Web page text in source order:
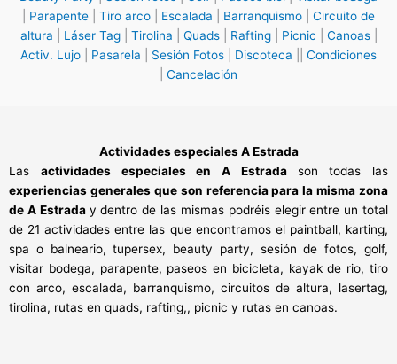
Parapente Tiro arco Escalada Barranquismo
Circuito de
altura
Láser Tag| Tirolina Quads| Rafting| Picnic Canoas|
Activ. Lujo
Pasarela Sesión Fotos Discoteca
Condiciones
Cancelación
Actividades especiales AEstrada
Las actividades especiales en A Estrada son todas las
experiencias generales que son referencia para la misma zona
de A Estrada y dentro de las mismas podréis elegir entre un total
de 21 actividades entre las que encontramos el paintball, karting,
spa o balneario, tupersex, beauty party, sesión de fotos, golf,
visitar bodega, parapente, paseos en bicicleta, kayak de rio, tiro
con arco, escalada, barranquismo, circuitos de altura, lasertag,
tirolina, rutas en quads, rafting,, picnic y rutas en canoas.